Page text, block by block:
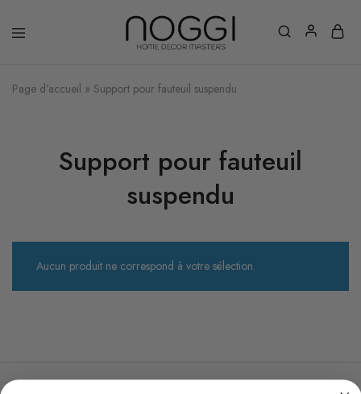
Page d'accueil » Support pour fauteuil suspendu
Support pour fauteuil
suspendu
Aucun produit ne correspond à votre sélection.